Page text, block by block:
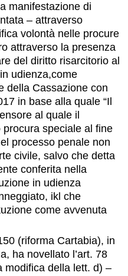
manifestazione di
– attraverso
volontà nelle procure
attraverso la presenza
del diritto risarcitorio al
udienza,come
della Cassazione con
in base alla quale “Il
al quale il
speciale al fine
processo penale non
civile, salvo che detta
conferita nella
in udienza
ikl che
come avvenuta
(riforma Cartabia), in
ha novellato l’art. 78
modifica della lett. d) –